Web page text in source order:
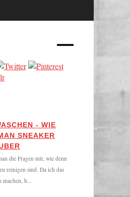
- WIE
SNEAKER
die Fragen mit, wie denn
reinigen sind. Da ich das
h...